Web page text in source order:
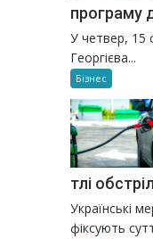
програму
У четвер, 15
Георгієва...
Бізнес
тлі
Українські
фіксують